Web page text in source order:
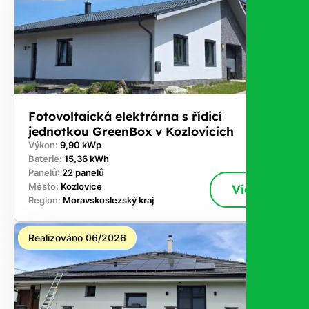
vědět -
a nic Vás
to
nestojí.
Fotovoltaická elektrárna s řídicí
jednotkou GreenBox v Kozlovicích
Výkon: 9,90 kWp
Baterie: 15,36 kWh
Panelů: 22 panelů
Město: Kozlovice
Region: Moravskoslezský kraj
Více
Realizováno 06/2026